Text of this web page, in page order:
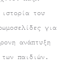
του
για
ανάπτυξη
παιδιών.